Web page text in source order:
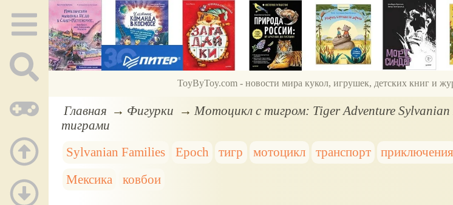
ToyByToy.com - новости мира кукол, игрушек, детских книг и
Главная Фигурки
Мотоцикл с тигром: Tiger Adventure
тиграми
Sylvanian Families
Epoch тигр мотоцикл транспорт приключения
Мексика
ковбои